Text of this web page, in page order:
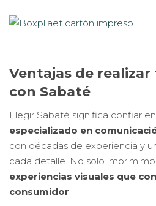
Ventajas de
con Sabaté
Elegir Sabaté significa confiar
especializado en
con décadas de experiencia y
cada detalle. No solo
experiencias visuales que
consumidor.